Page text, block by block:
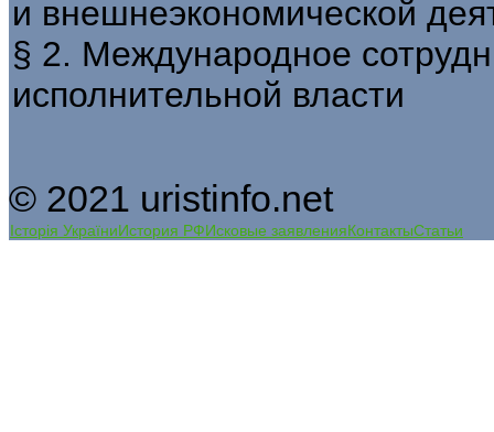
и внешнеэкономической
§ 2. Международное
исполнительной власти
© 2021 uristinfo.net
Історія УкраїниИстория РФИсковые заявленияКонтактыСтатьи